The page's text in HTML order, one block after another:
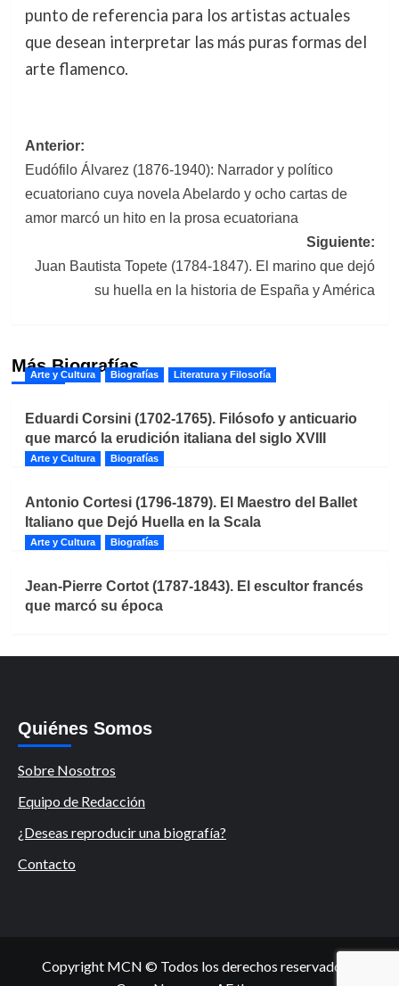
punto de referencia para los artistas actuales
que desean interpretar las más puras formas del
arte flamenco.
Navegación
de
entradas
Anterior:
Eudófilo Álvarez (1876-1940): Narrador y político
ecuatoriano cuya novela Abelardo y ocho cartas de
amor marcó un hito en la prosa ecuatoriana
Siguiente:
Juan Bautista Topete (1784-1847). El marino que dejó
su huella en la historia de España y América
Más Biografías
Arte y Cultura Biografías Literatura y Filosofía
Eduardi Corsini (1702-1765). Filósofo y anticuario
que marcó la erudición italiana del siglo XVIII
Arte y Cultura Biografías
Antonio Cortesi (1796-1879). El Maestro del Ballet
Italiano que Dejó Huella en la Scala
Arte y Cultura Biografías
Jean-Pierre Cortot (1787-1843). El escultor francés
que marcó su época
Quiénes Somos
Sobre Nosotros
Equipo de Redacción
¿Deseas reproducir una biografía?
Contacto
Copyright MCN © Todos los derechos reservados.